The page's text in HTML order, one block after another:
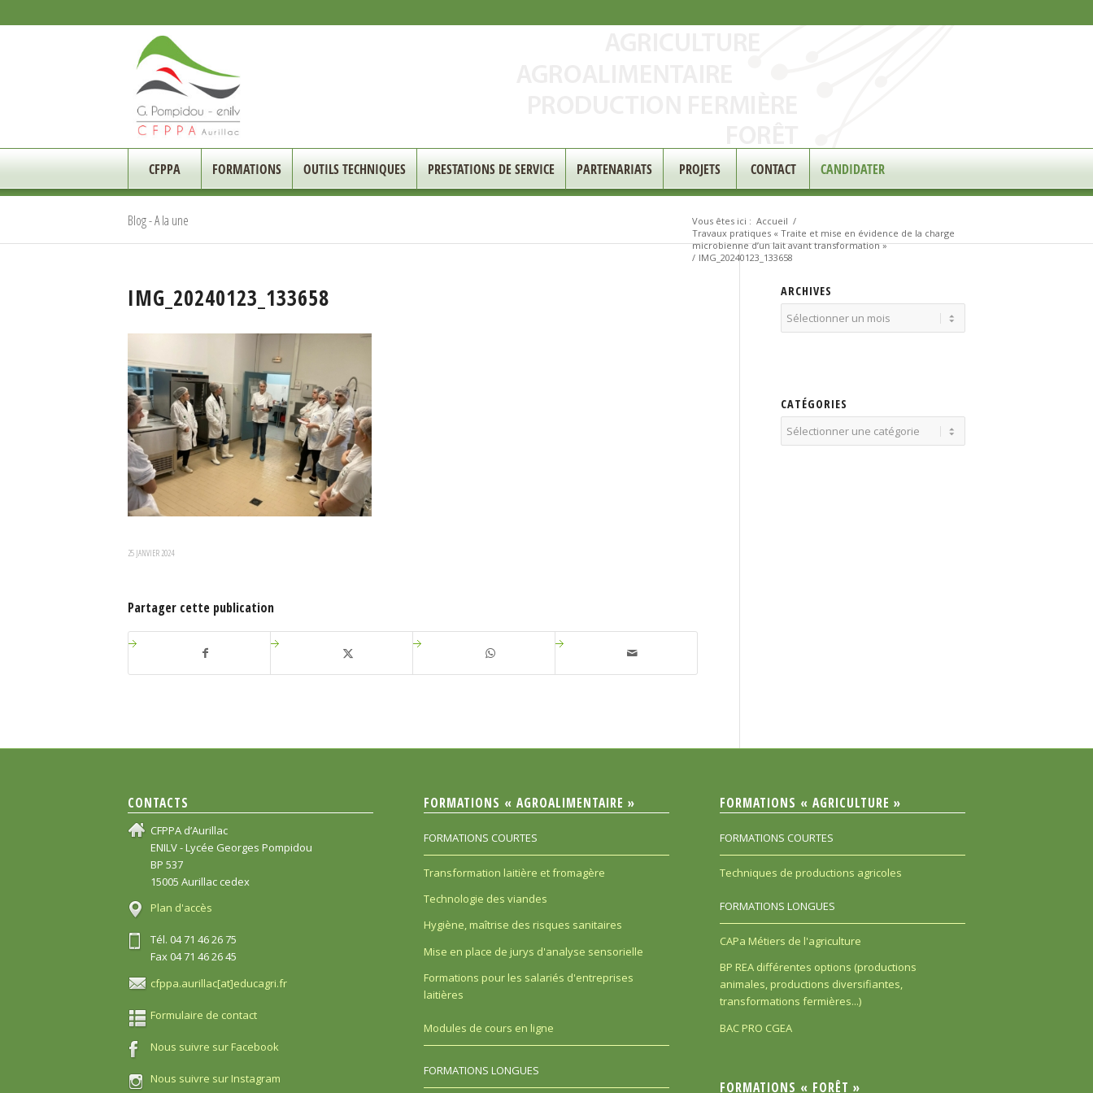
CFPPA FORMATIONS OUTILS TECHNIQUES PRESTATIONS DE SERVICE PARTENARIATS PROJETS CONTACT CANDIDATER
Blog - A la une Vous êtes ici : Accueil /
Travaux pratiques « Traite et mise en évidence de la charge
microbienne d’un lait avant transformation »
/ IMG_20240123_133658
IMG_20240123_133658
25 JANVIER 2024
Partager cette publication
ARCHIVES
CATÉGORIES
Catégories
CONTACTS
CFPPA d’Aurillac
ENILV - Lycée Georges Pompidou
BP 537
15005 Aurillac cedex
Plan d'accès
Tél. 04 71 46 26 75
Fax 04 71 46 26 45
cfppa.aurillac[at]educagri.fr
Formulaire de contact
Nous suivre sur Facebook
Nous suivre sur Instagram
FORMATIONS « AGROALIMENTAIRE »
FORMATIONS COURTES
Transformation laitière et fromagère
Technologie des viandes
Hygiène, maîtrise des risques sanitaires
Mise en place de jurys d'analyse sensorielle
Formations pour les salariés d'entreprises
laitières
Modules de cours en ligne
FORMATIONS LONGUES
FORMATIONS « AGRICULTURE »
FORMATIONS COURTES
Techniques de productions agricoles
FORMATIONS LONGUES
CAPa Métiers de l'agriculture
BP REA différentes options (productions
animales, productions diversifiantes,
transformations fermières...)
BAC PRO CGEA
FORMATIONS « FORÊT »